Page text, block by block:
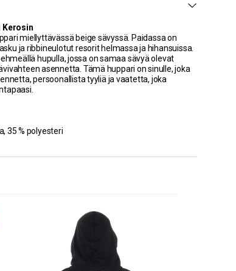
Kerosin
miellyttävässä beige sävyssä. Paidassa on
ja ribbineulotut resorit helmassa ja hihansuissa.
hupulla, jossa on samaa sävyä olevat
asennetta. Tämä huppari on sinulle, joka
persoonallista tyyliä ja vaatetta, joka
35 % polyesteri